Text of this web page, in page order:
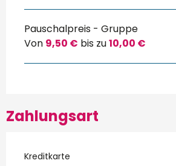
Pauschalpreis - Gruppe
Von 9,50 € bis zu10,00 €
Zahlungsart
Kreditkarte